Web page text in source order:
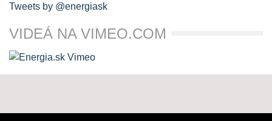
Tweets by @energiask
VIDEÁ NA VIMEO.COM